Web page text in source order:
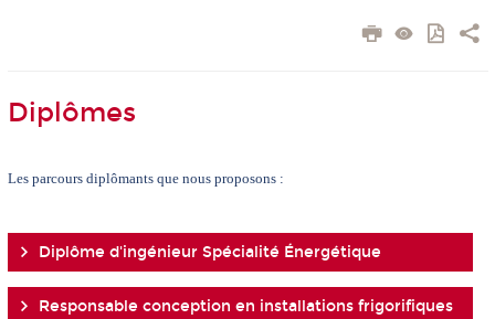
Diplômes
Les parcours diplômants que nous proposons :
Diplôme d'ingénieur Spécialité Énergétique
Responsable conception en installations frigorifiques